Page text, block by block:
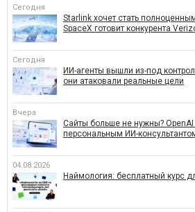
Сегодня
Starlink хочет стать
SpaceX готовит конкурента
Сегодня
ИИ-агенты вышли из-под
они атаковали реальные цели
Вчера
Сайты больше не нужны? OpenAI
персональным ИИ-
04.08.2026
Наймология: бесплатный курс